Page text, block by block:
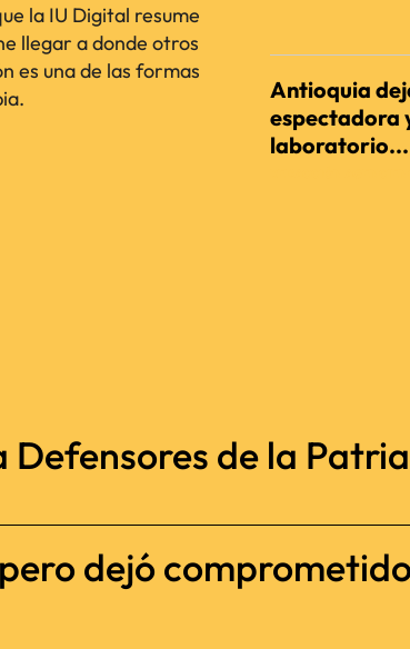
la IU Digital resume
llegar a donde otros
es una de las formas
Antioquia
espectadora
laboratorio...
Defensores de la
dejó